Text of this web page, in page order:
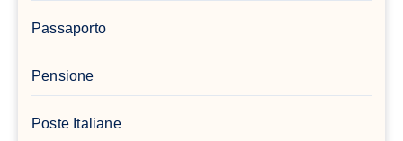
Passaporto
Pensione
Poste Italiane